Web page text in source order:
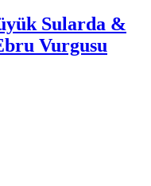
Sularda &
Vurgusu